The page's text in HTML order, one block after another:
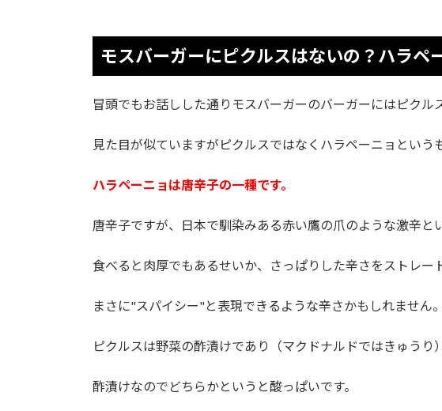
モスバーガーにピクルスはないの？ハラペ
冒頭でもお話しした通りモスバーガーのバーガーにはピクル
見た目が似ていますがピクルスではなくハラペーニョという
ハラペーニョは唐辛子の一種です。
唐辛子ですが、日本で馴染みある赤い鷹の爪のような激辛と
食べると肉厚でもあるせいか、さっぱりした辛さをストレー
まさに"スパイシー"と表現できるような辛さかもしれません。
ピクルスは野菜の酢漬けであり（マクドナルドではきゅうり
酢漬けなのでどちらかというと酸っぱいです。